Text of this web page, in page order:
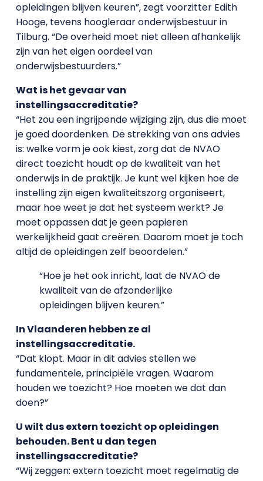
opleidingen blijven keuren”, zegt voorzitter Edith
Hooge, tevens hoogleraar onderwijsbestuur in
Tilburg. “De overheid moet niet alleen afhankelijk
zijn van het eigen oordeel van
onderwijsbestuurders.”
Wat is het gevaar van
instellingsaccreditatie?
“Het zou een ingrijpende wijziging zijn, dus die moet
je goed doordenken. De strekking van ons advies
is: welke vorm je ook kiest, zorg dat de NVAO
direct toezicht houdt op de kwaliteit van het
onderwijs in de praktijk. Je kunt wel kijken hoe de
instelling zijn eigen kwaliteitszorg organiseert,
maar hoe weet je dat het systeem werkt? Je
moet oppassen dat je geen papieren
werkelijkheid gaat creëren. Daarom moet je toch
altijd de opleidingen zelf beoordelen.”
“Hoe je het ook inricht, laat de NVAO de
kwaliteit van de afzonderlijke
opleidingen blijven keuren.”
In Vlaanderen hebben ze al
instellingsaccreditatie.
“Dat klopt. Maar in dit advies stellen we
fundamentele, principiële vragen. Waarom
houden we toezicht? Hoe moeten we dat dan
doen?”
U wilt dus extern toezicht op opleidingen
behouden. Bent u dan tegen
instellingsaccreditatie?
“Wij zeggen: extern toezicht moet regelmatig de